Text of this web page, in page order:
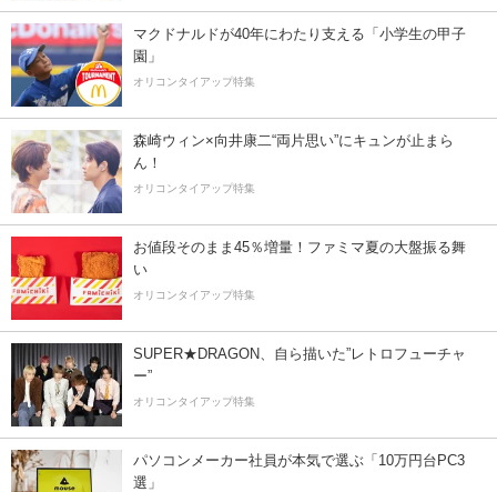
マクドナルドが40年にわたり支える「小学生の甲子
園」
オリコンタイアップ特集
森崎ウィン×向井康二“両片思い”にキュンが止まら
ん！
オリコンタイアップ特集
お値段そのまま45％増量！ファミマ夏の大盤振る舞
い
オリコンタイアップ特集
SUPER★DRAGON、自ら描いた”レトロフューチャ
ー”
オリコンタイアップ特集
パソコンメーカー社員が本気で選ぶ「10万円台PC3
選」